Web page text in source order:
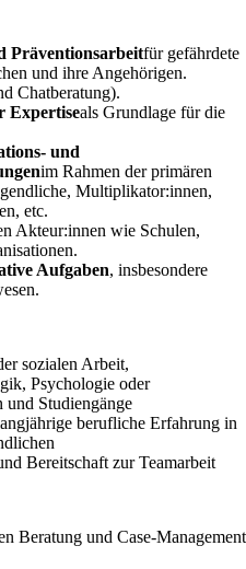
Präventionsarbeitfür gefährdete
und ihre Angehörigen.
Chatberatung).
Expertiseals Grundlage für die
und
im Rahmen der primären
Multiplikator:innen,
etc.
Akteur:innen wie Schulen,
Aufgaben, insbesondere
sozialen Arbeit,
Psychologie oder
und Studiengänge
berufliche Erfahrung in
Bereitschaft zur Teamarbeit
Beratung und Case-Management